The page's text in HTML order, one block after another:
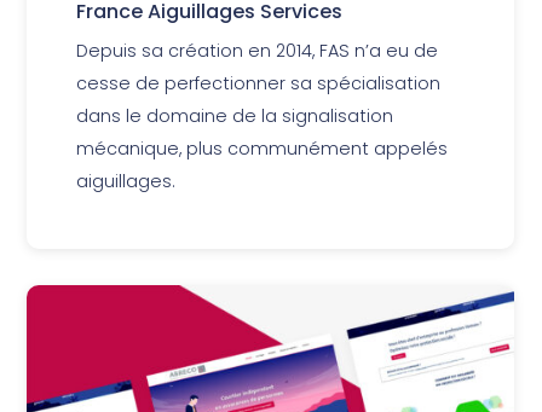
France Aiguillages Services
Depuis sa création en 2014, FAS n’a eu de
cesse de perfectionner sa spécialisation
dans le domaine de la signalisation
mécanique, plus communément appelés
aiguillages.